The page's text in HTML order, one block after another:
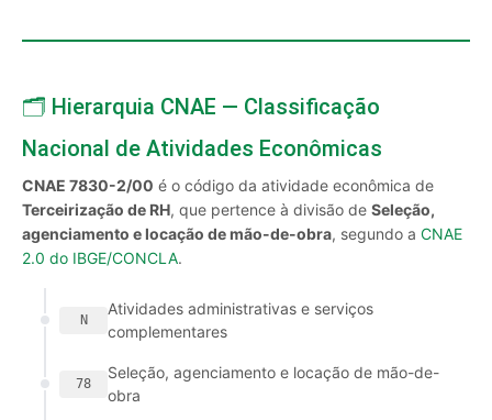
🗂️ Hierarquia CNAE — Classificação
Nacional de Atividades Econômicas
CNAE 7830-2/00 é o código da atividade econômica de
Terceirização de RH, que pertence à divisão de Seleção,
agenciamento e locação de mão-de-obra, segundo a CNAE
2.0 do IBGE/CONCLA.
N
Atividades administrativas e serviços
complementares
78
Seleção, agenciamento e locação de mão-de-
obra